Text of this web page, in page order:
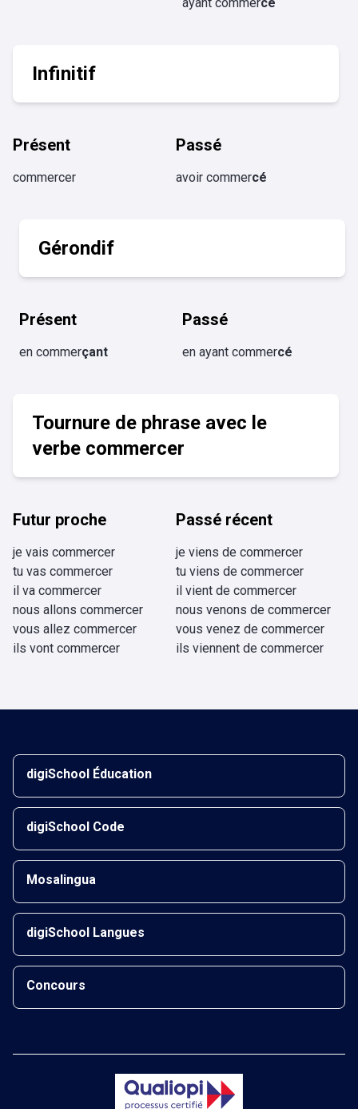
Infinitif
Présent
commercer
Passé
avoir commercé
Gérondif
Présent
en commerçant
Passé
en ayant commercé
Tournure de phrase avec le
verbe commercer
Futur proche
je vais commercer
tu vas commercer
il va commercer
nous allons commercer
vous allez commercer
ils vont commercer
Passé récent
je viens de commercer
tu viens de commercer
il vient de commercer
nous venons de commercer
vous venez de commercer
ils viennent de commercer
digiSchool Éducation
digiSchool Code
Mosalingua
digiSchool Langues
Concours